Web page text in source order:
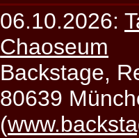
06.10.2026:
Chaoseum
Backstage,
80639
(